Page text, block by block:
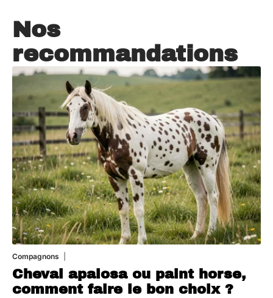
Nos
recommandations
Compagnons
Cheval apalosa ou paint horse,
comment faire le bon choix ?